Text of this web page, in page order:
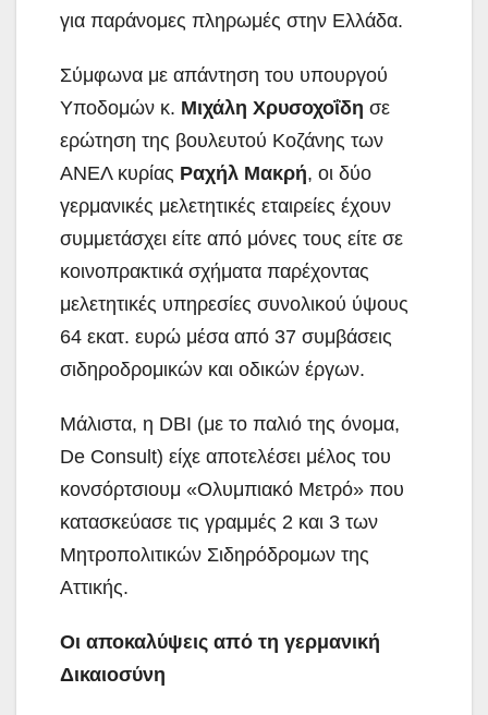
για παράνομες πληρωμές στην Ελλάδα.
Σύμφωνα με απάντηση του υπουργού
Υποδομών κ. Μιχάλη Χρυσοχοΐδη σε
ερώτηση της βουλευτού Κοζάνης των
ΑΝΕΛ κυρίας Ραχήλ Μακρή, οι δύο
γερμανικές μελετητικές εταιρείες έχουν
συμμετάσχει είτε από μόνες τους είτε σε
κοινοπρακτικά σχήματα παρέχοντας
μελετητικές υπηρεσίες συνολικού ύψους
64 εκατ. ευρώ μέσα από 37 συμβάσεις
σιδηροδρομικών και οδικών έργων.
Μάλιστα, η DBI (με το παλιό της όνομα,
De Consult) είχε αποτελέσει μέλος του
κονσόρτσιουμ «Ολυμπιακό Μετρό» που
κατασκεύασε τις γραμμές 2 και 3 των
Μητροπολιτικών Σιδηρόδρομων της
Αττικής.
Οι αποκαλύψεις από τη γερμανική
Δικαιοσύνη